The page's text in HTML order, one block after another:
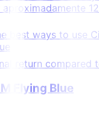
best ways to use
return compared
Flying Blue